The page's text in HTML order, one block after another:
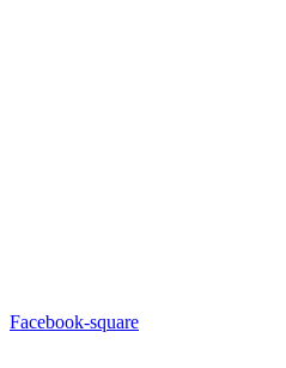
Facebook-square